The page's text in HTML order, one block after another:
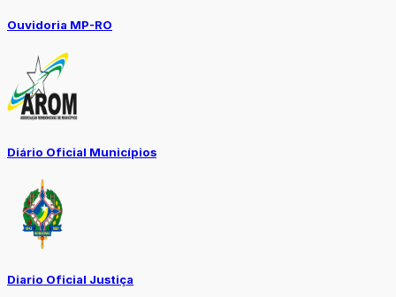
Ouvidoria MP-RO
Diário Oficial Municípios
Diario Oficial Justiça